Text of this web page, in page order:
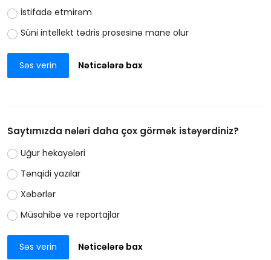
İstifadə etmirəm
Süni intellekt tədris prosesinə mane olur
Səs verin Nəticələrə bax
Saytımızda nələri daha çox görmək istəyərdiniz?
Uğur hekayələri
Tənqidi yazılar
Xəbərlər
Müsahibə və reportajlar
Səs verin Nəticələrə bax